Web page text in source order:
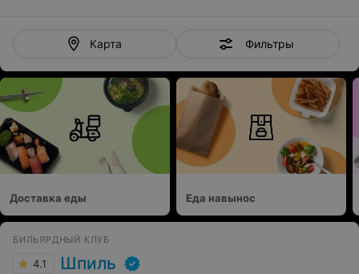
Карта Фильтры
Доставка еды Еда навынос
БИЛЬЯРДНЫЙ КЛУБ
4.1 Шпиль